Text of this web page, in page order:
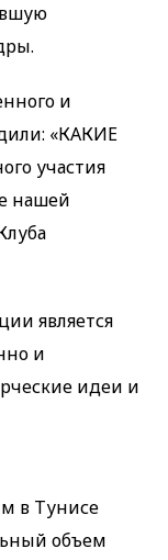
и
«КАКИЕ
участия
нашей
является
и
идеи и
в Тунисе
объем